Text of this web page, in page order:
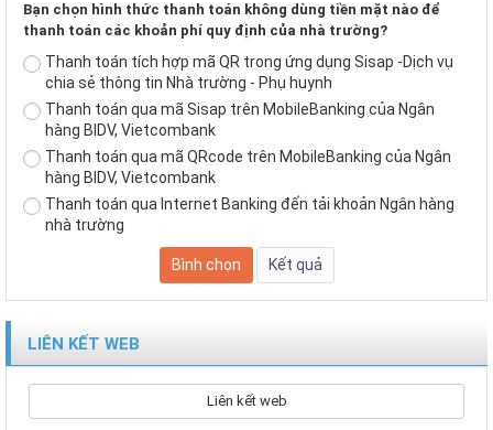
Bạn chọn hình thức thanh toán không dùng tiền mặt nào để
thanh toán các khoản phí quy định của nhà trường?
Thanh toán tích hợp mã QR trong ứng dụng Sisap -Dịch vụ
chia sẻ thông tin Nhà trường - Phụ huynh
Thanh toán qua mã Sisap trên MobileBanking của Ngân
hàng BIDV, Vietcombank
Thanh toán qua mã QRcode trên MobileBanking của Ngân
hàng BIDV, Vietcombank
Thanh toán qua Internet Banking đến tải khoản Ngân hàng
nhà trường
LIÊN KẾT WEB
Liên kết web